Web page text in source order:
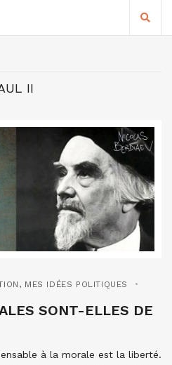
II
, MES IDÉES POLITIQUES
SONT-ELLES DE
à la morale est la liberté.